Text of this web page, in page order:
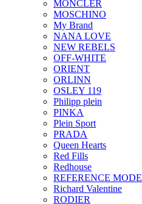
MONCLER
MOSCHINO
My Brand
NANA LOVE
NEW REBELS
OFF-WHITE
ORIENT
ORLINN
OSLEY 119
Philipp plein
PINKA
Plein Sport
PRADA
Queen Hearts
Red Fills
Redhouse
REFERENCE MODE
Richard Valentine
RODIER